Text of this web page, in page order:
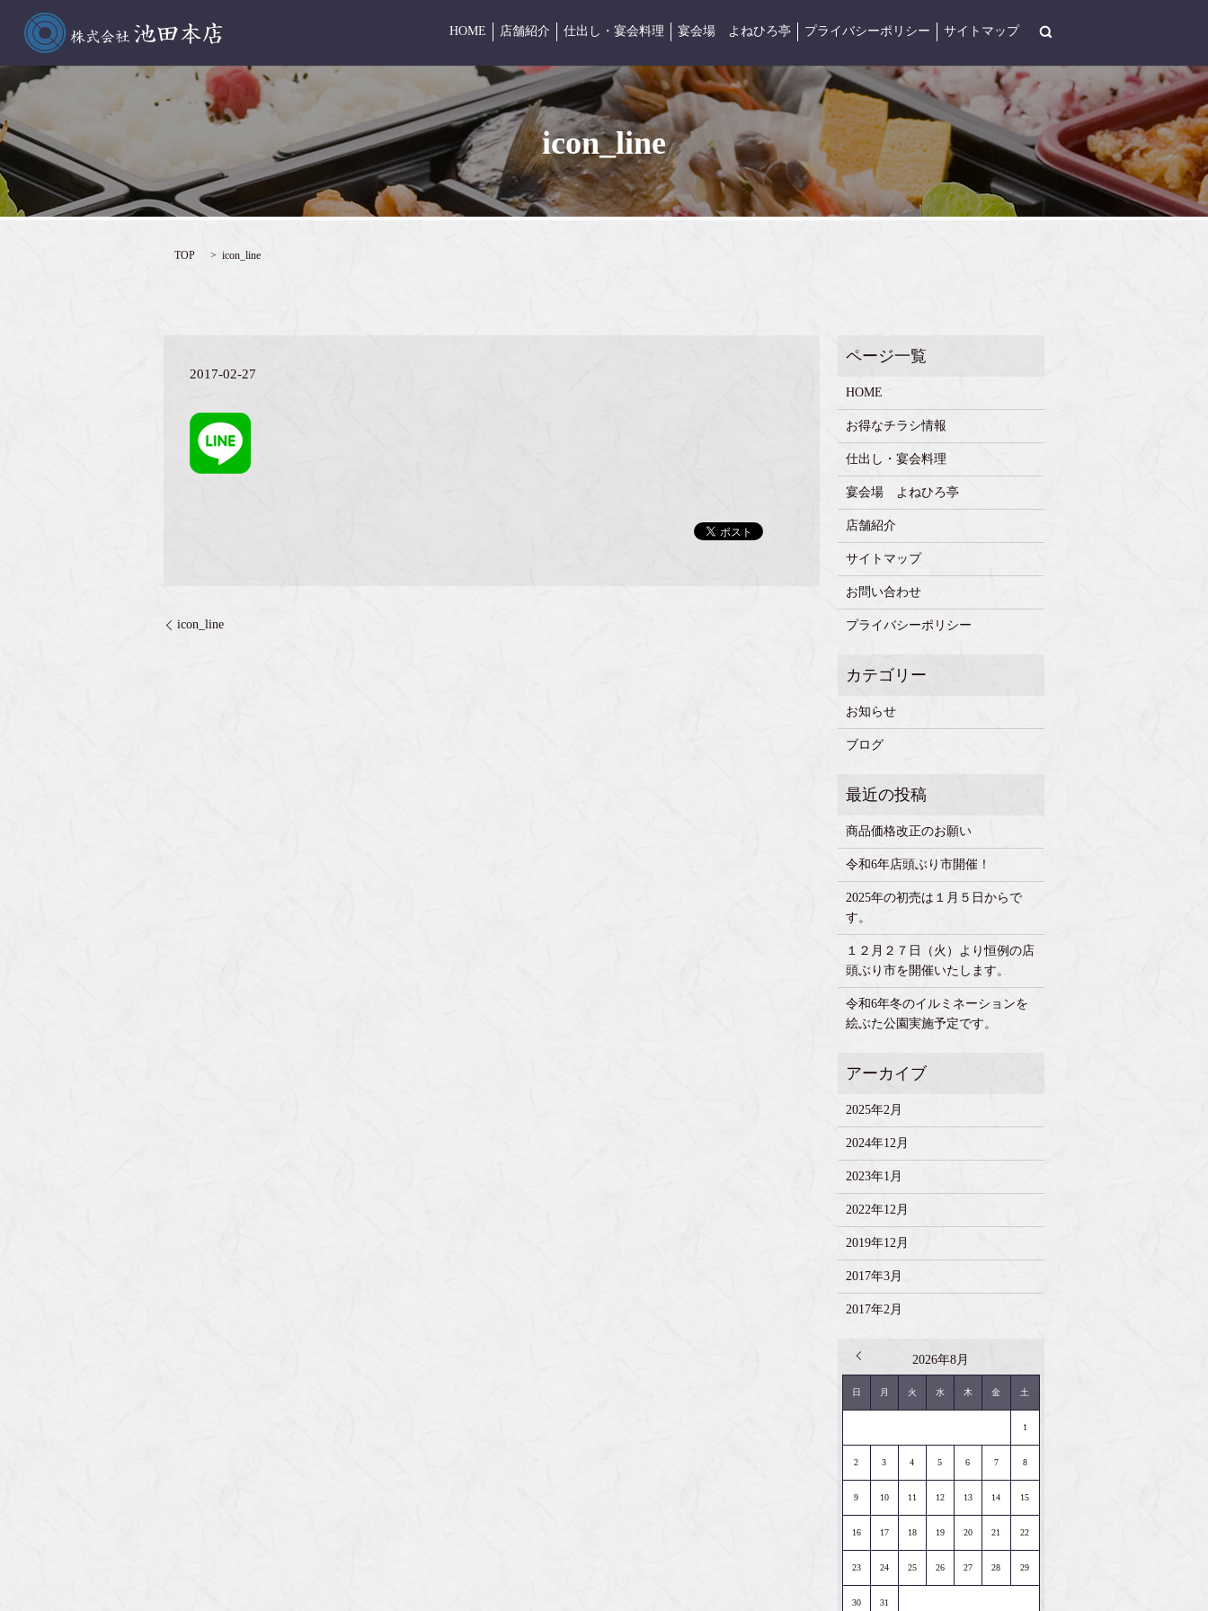
HOME 店舗紹介 仕出し・宴会料理 宴会場 よねひろ亭 プライバシーポリシー サイトマップ
icon_line
TOP icon_line
2017-02-27
icon_line
HOME
お得なチラシ情報
仕出し・宴会料理
宴会場 よねひろ亭
店舗紹介
サイトマップ
お問い合わせ
プライバシーポリシー
お知らせ
ブログ
商品価格改正のお願い
令和6年店頭ぶり市開催！
2025年の初売は１月５日からで
す。
１２月２７日（火）より恒例の店
頭ぶり市を開催いたします。
令和6年冬のイルミネーションを
絵ぶた公園実施予定です。
2025年2月
2024年12月
2023年1月
2022年12月
2019年12月
2017年3月
2017年2月
2026年8月
日 月 火 水 木 金 土
1
2 3 4 5 6 7 8
9 10 11 12 13 14 15
16 17 18 19 20 21 22
23 24 25 26 27 28 29
30 31